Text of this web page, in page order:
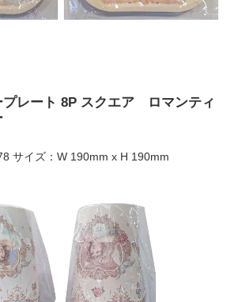
プレート 8P スクエア ロマンティ
サイズ：W 190mm x H 190mm